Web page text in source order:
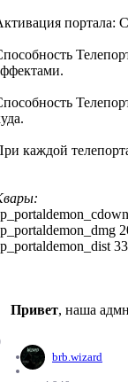
портала:
каждой
Привет, наша
brb.wizard